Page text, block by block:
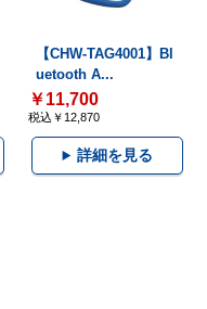
【CHW-TAG4001】Bl
uetooth A...
￥11,700
税込￥12,870
詳細を見る